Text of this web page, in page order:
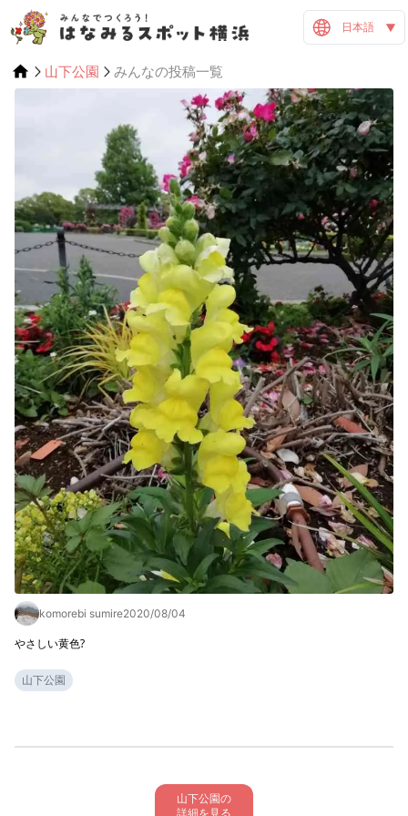
日本語
山下公園 みんなの投稿一覧
komorebi sumire2020/08/04
やさしい黄色?
山下公園
山下公園の
詳細を見る